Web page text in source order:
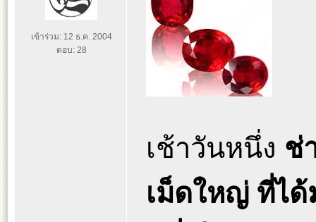
เข้าร่วม: 12 ธ.ค. 2004
ตอบ: 28
เช้าวันหนึ่ง ช่
เม็ดใหญ่ ที่ได้